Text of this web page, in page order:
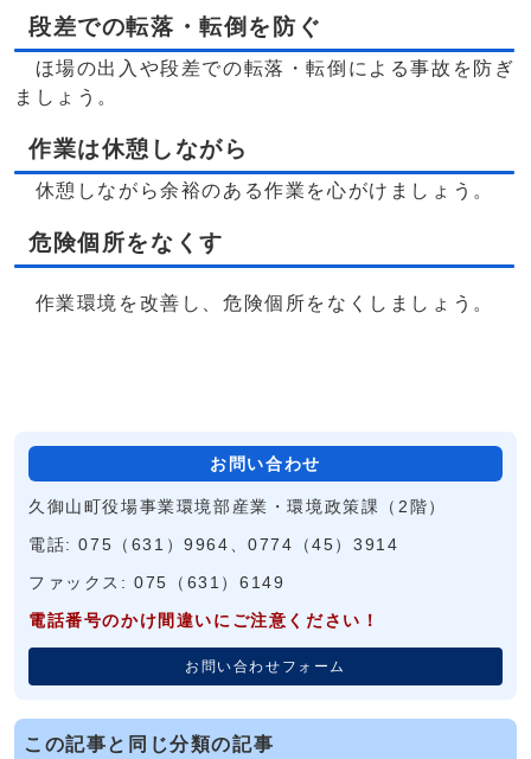
段差での転落・転倒を防ぐ
ほ場の出入や段差での転落・転倒による事故を防ぎ
ましょう。
作業は休憩しながら
休憩しながら余裕のある作業を心がけましょう。
危険個所をなくす
作業環境を改善し、危険個所をなくしましょう。
お問い合わせ
久御山町役場事業環境部産業・環境政策課（2階）
電話: 075（631）9964、0774（45）3914
ファックス: 075（631）6149
電話番号のかけ間違いにご注意ください！
お問い合わせフォーム
この記事と同じ分類の記事